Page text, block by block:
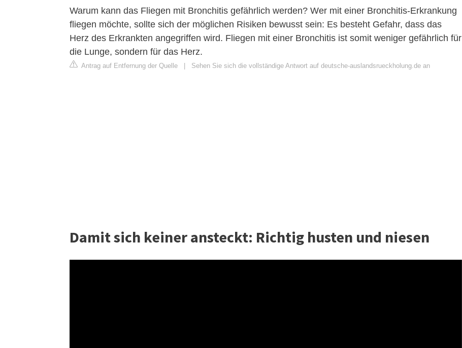
Warum kann das Fliegen mit Bronchitis gefährlich werden? Wer mit einer Bronchitis-Erkrankung
fliegen möchte, sollte sich der möglichen Risiken bewusst sein: Es besteht Gefahr, dass das
Herz des Erkrankten angegriffen wird. Fliegen mit einer Bronchitis ist somit weniger gefährlich für
die Lunge, sondern für das Herz.
Antrag auf Entfernung der Quelle Sehen Sie sich die vollständige Antwort auf deutsche-auslandsrueckholung.de an
Damit sich keiner ansteckt: Richtig husten und niesen